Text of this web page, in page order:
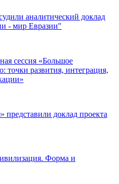
аналитический доклад
- мир Евразии"
сессия «Большое
точки развития, интеграция,
доклад проекта
Форма и